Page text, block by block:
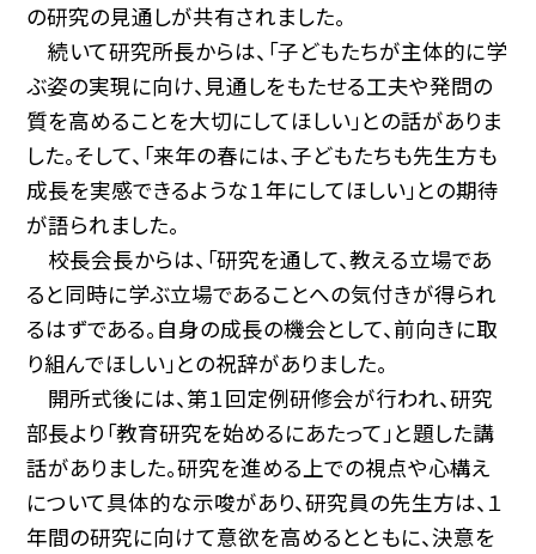
の研究の見通しが共有されました。
続いて研究所長からは、「子どもたちが主体的に学
ぶ姿の実現に向け、見通しをもたせる工夫や発問の
質を高めることを大切にしてほしい」との話がありま
した。そして、「来年の春には、子どもたちも先生方も
成長を実感できるような１年にしてほしい」との期待
が語られました。
校長会長からは、「研究を通して、教える立場であ
ると同時に学ぶ立場であることへの気付きが得られ
るはずである。自身の成長の機会として、前向きに取
り組んでほしい」との祝辞がありました。
開所式後には、第１回定例研修会が行われ、研究
部長より「教育研究を始めるにあたって」と題した講
話がありました。研究を進める上での視点や心構え
について具体的な示唆があり、研究員の先生方は、１
年間の研究に向けて意欲を高めるとともに、決意を